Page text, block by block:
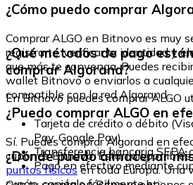
¿Cómo puedo comprar
Comprar ALGO en Bitnovo es muy
registrarte, verificar tu identidad y
que más te convenga. Puedes
wallet Bitnovo o enviarlos a
compatible con la red Algorand.
¿Qué métodos de pago
comprar Algorand?
En Bitnovo puedes comprar ALGO
Tarjeta de crédito o débito
Pay, Google Pay)
Transferencia bancaria SEPA
Pago en efectivo mediante
¿Puedo comprar ALGO en
Sí. Puedes comprar Algorand en
cupones Bitnovo. Están
puntos físicos en toda Europa. Una
¿Dónde puedo almacenar